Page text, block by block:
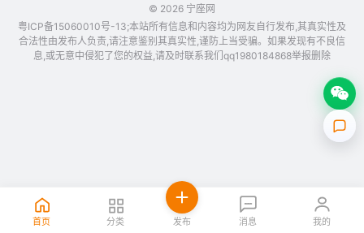
© 2026 宁座网
粤ICP备15060010号-13;本站所有信息和内容均为网友自行发布,其真实性及
合法性由发布人负责,请注意鉴别其真实性,谨防上当受骗。如果发现有不良信
息,或无意中侵犯了您的权益,请及时联系我们qq1980184868举报删除
首页 分类 发布 消息 我的